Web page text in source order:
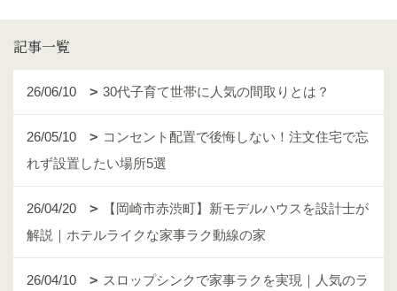
記事一覧
26/06/10 30代子育て世帯に人気の間取りとは？
26/05/10
コンセント配置で後悔しない！注文住宅で忘
れず設置したい場所5選
26/04/20
【岡崎市赤渋町】新モデルハウスを設計士が
解説｜ホテルライクな家事ラク動線の家
26/04/10
スロップシンクで家事ラクを実現｜人気のラ